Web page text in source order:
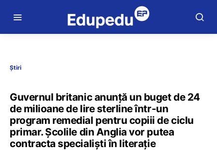
Știri
Guvernul britanic anunță un buget de 24
de milioane de lire sterline într-un
program remedial pentru copiii de ciclu
primar. Școlile din Anglia vor putea
contracta specialiști în literație